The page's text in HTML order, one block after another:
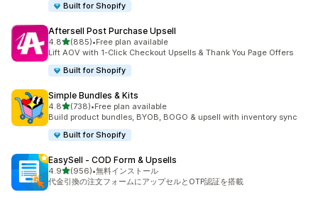
Built for Shopify
Aftersell Post Purchase Upsell
4.85つ星中
(885)
合計レビュー数：885件
•Free plan available
Lift AOV with 1-Click Checkout Upsells & Thank You Page Offers
Built for Shopify
Simple Bundles & Kits
4.85つ星中
(738)
合計レビュー数：738件
•Free plan available
Build product bundles, BYOB, BOGO & upsell with inventory sync
Built for Shopify
EasySell ‑ COD Form & Upsells
4.95つ星中
(956)
合計レビュー数：956件
•無料インストール
代金引換の注文フォームにアップセルとOTP認証を搭載